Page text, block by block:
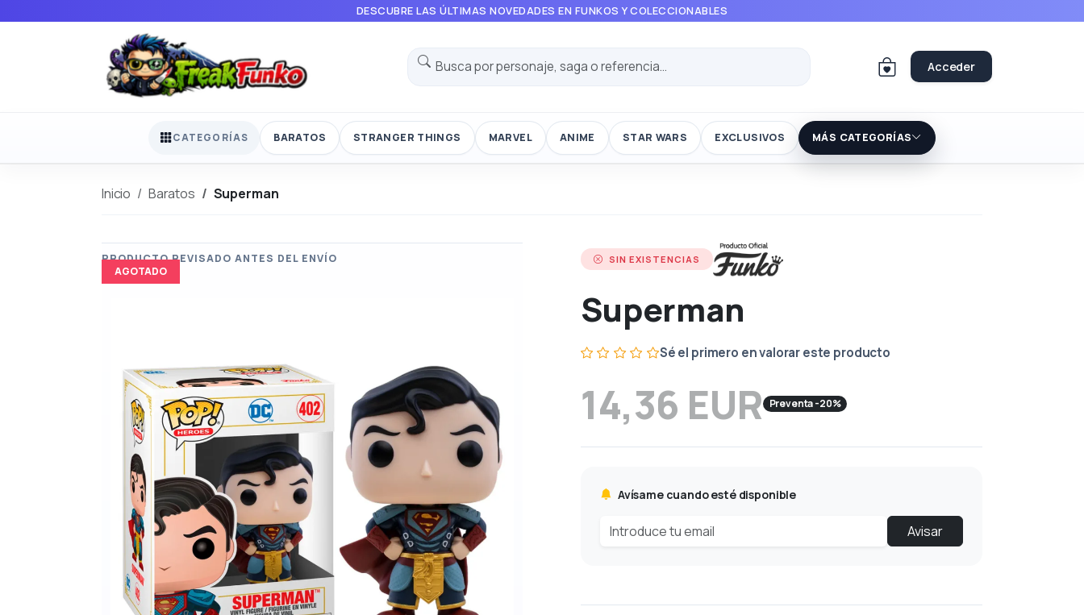
DESCUBRE LAS ÚLTIMAS NOVEDADES EN FUNKOS Y COLECCIONABLES
Acceder
CATEGORÍAS BARATOS STRANGER THINGS MARVEL ANIME STAR WARS EXCLUSIVOS MÁS CATEGORÍAS
Inicio Baratos Superman
AGOTADO
SIN EXISTENCIAS
Superman
Sé el primero en valorar este producto
14,36 EUR Preventa -20%
Avísame cuando esté disponible
Avisar